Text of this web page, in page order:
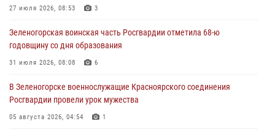
04 августа 2026, 08:36
В Красноярске сотрудники Росгвардии задержали подозреваемого
в серии краж из супермаркета
04 августа 2026, 06:50
Военнослужащие Красноярского соединения Росгвардии
познакомили отдыхающих детей с тонкостями РХБ защиты
03 августа 2026, 13:12 2
27 июля 2026, 08:53 3
Зеленогорская воинская часть Росгвардии отметила 68-ю
годовщину со дня образования
31 июля 2026, 08:08 6
В Зеленогорске военнослужащие Красноярского соединения
Росгвардии провели урок мужества
05 августа 2026, 04:54 1